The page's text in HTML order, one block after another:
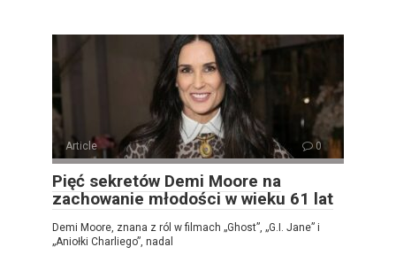
Article 0
Pięć sekretów Demi Moore na
zachowanie młodości w wieku 61 lat
Demi Moore, znana z ról w filmach „Ghost”, „G.I. Jane” i
„Aniołki Charliego”, nadal